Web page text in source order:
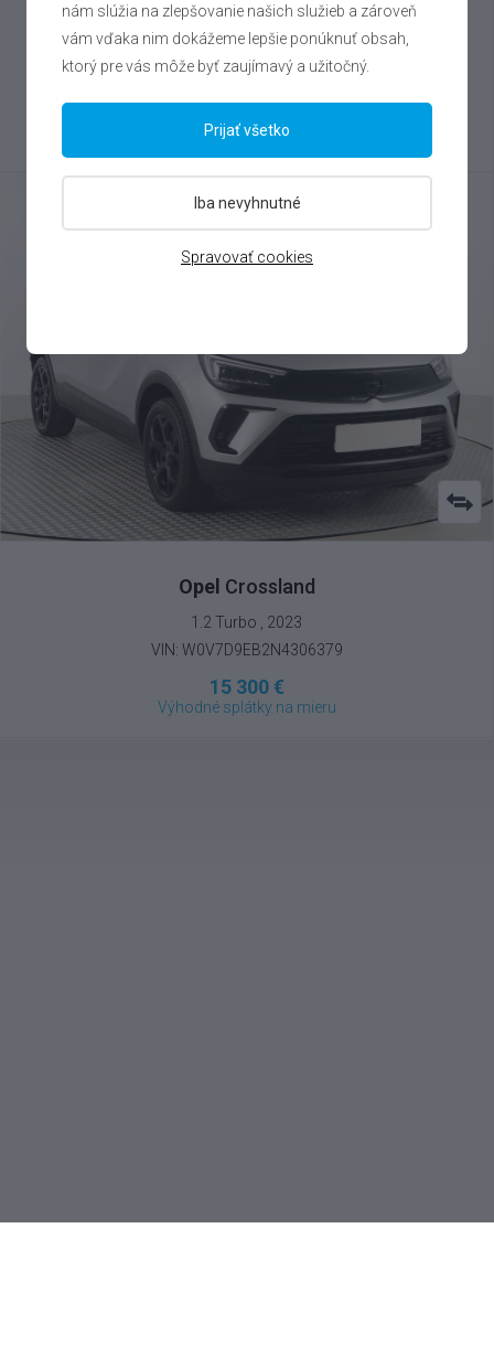
OpelCrossland
1.2 Turbo , 2024
16 300 €
Výhodné splátky na mieru
Opel Crossland
1.2 Turbo , 2023
VIN: W0V7D9EB2N4306379
15 300 €
Výhodné splátky na mieru
nám slúžia na zlepšovanie našich služieb a zároveň
vám vďaka nim dokážeme lepšie ponúknuť obsah,
ktorý pre vás môže byť zaujímavý a užitočný.
Spravovať cookies
Iba nevyhnutné
Prijať všetko